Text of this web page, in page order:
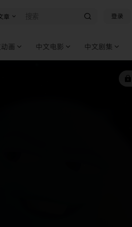
章 登录
画 中文电影 中文剧集